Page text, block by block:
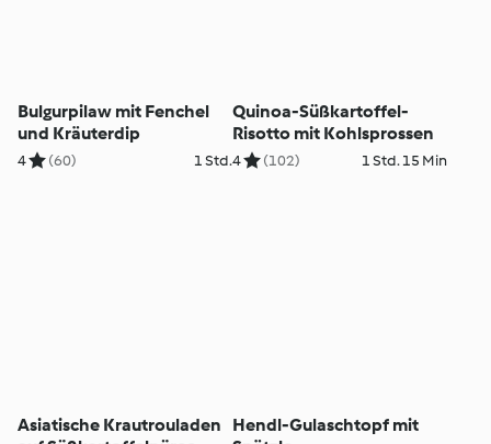
Bulgurpilaw mit Fenchel
und Kräuterdip
4 (60) 1 Std.
Quinoa-Süßkartoffel-
Risotto mit Kohlsprossen
4 (102) 1 Std. 15 Min
Asiatische Krautrouladen
Hendl-Gulaschtopf mit